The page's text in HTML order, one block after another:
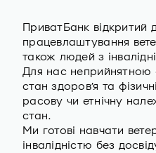
ПриватБанк відкритий
працевлаштування
також людей з
Для нас неприйнятною
стан здоров’я та
расову чи етнічну
стан.
Ми готові навчати
інвалідністю без